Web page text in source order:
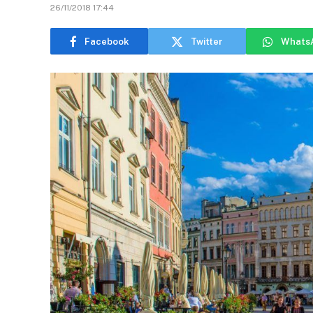
26/11/2018 17:44
Facebook Twitter